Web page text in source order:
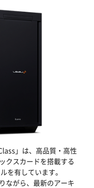
」は、高品質・高性
クスカードを搭載する
を有しています。
ながら、最新のアーキ